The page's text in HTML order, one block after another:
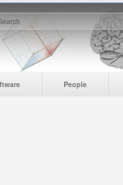
form
People